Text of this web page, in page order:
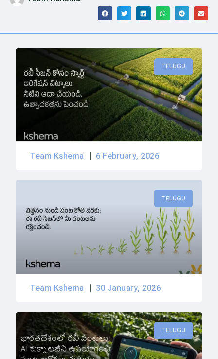
TELUGU
Team Kshema 6 February, 2026
TELUGU
Team Kshema 30 January, 2026
TELUGU